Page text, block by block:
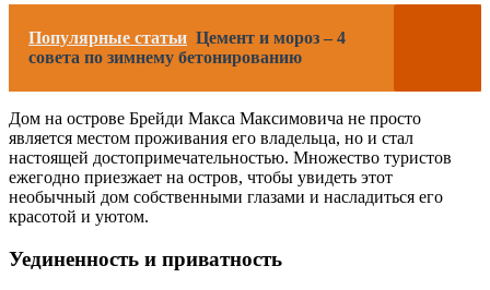
Популярные статьи Цемент и мороз – 4
совета по зимнему бетонированию
Дом на острове Брейди Макса Максимовича не просто
является местом проживания его владельца, но и стал
настоящей достопримечательностью. Множество туристов
ежегодно приезжает на остров, чтобы увидеть этот
необычный дом собственными глазами и насладиться его
красотой и уютом.
Уединенность и приватность